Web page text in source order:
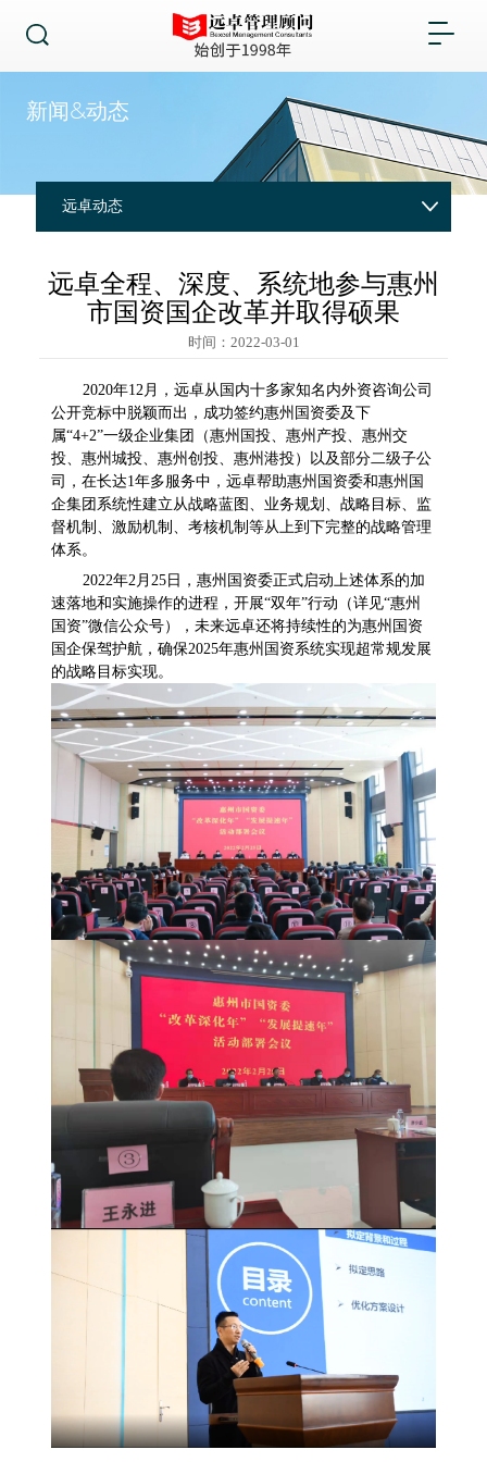
新闻&动态
远卓动态
远卓全程、深度、系统地参与惠州
市国资国企改革并取得硕果
时间：2022-03-01
2020年12月， 远卓从国内十多家知名内外资咨询公司
公开竞标中脱颖而出，成功签约惠州国资委及下
属“4+2”一级企业集团（惠州国投、惠州产投、惠州交
投、惠州城投、惠州创投、惠州港投）以及部分二级子公
司，在长达1年多服务中，远卓帮助惠州国资委和惠州国
企集团系统性建立从战略蓝图、业务规划、战略目标、监
督机制、激励机制、考核机制等从上到下完整的战略管理
体系。
2022年2 月 25日，惠州国资委正式启动上述体系的加
速落地和实施操作的进程，开展“双年”行动（详见“惠州
国资”微信公众号），未来远卓还将持续性的为惠州国资
国企保驾护航，确保2025年惠州国资系统实现超常规发展
的战略目标实现。